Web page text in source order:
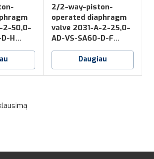
2-50,0-
H
2/2-way-piston-
operated diaphragm
valve 2031-A-2-25,0-
AD-VS-SA60-D-F
*NK52+NO14
Daugiau